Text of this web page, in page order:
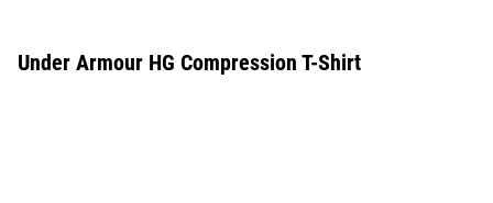
Under Armour HG Compression T-Shirt